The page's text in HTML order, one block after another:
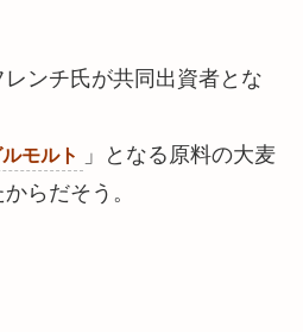
ンチ氏が共同出資者とな
モルト
」となる原料の大麦
らだそう。